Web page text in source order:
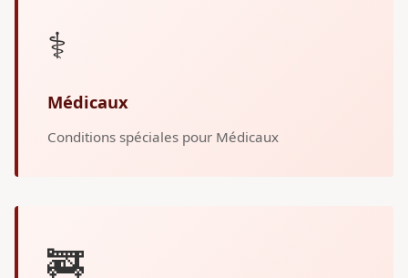
⚕️
Médicaux
Conditions spéciales pour Médicaux
🚒